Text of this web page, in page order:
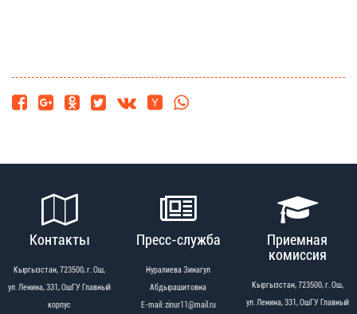
Контакты
Кыргызстан, 723500, г. Ош,
ул. Ленина, 331, ОшГУ Главный
корпус
Пресс-служба
Нуралиева Зинагул
Абдырашитовна
Е-mail: zinur11@mail.ru
Приемная
комиссия
Кыргызстан, 723500, г. Ош,
ул. Ленина, 331, ОшГУ Главный